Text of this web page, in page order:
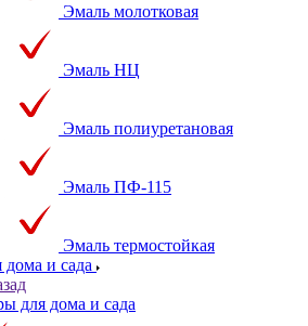
Эмаль молотковая
Эмаль НЦ
Эмаль полиуретановая
Эмаль ПФ-115
Эмаль термостойкая
и сада
для дома и сада